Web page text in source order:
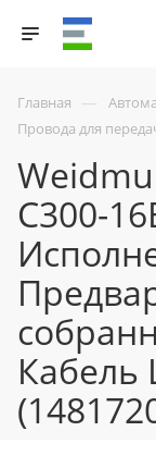
Главная —
Провода для
C300-
Кабель